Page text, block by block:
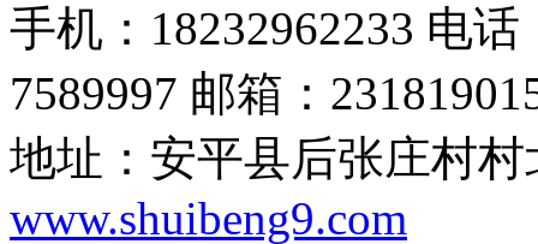
手机：18232962233 电
7589997 邮箱：
地址：安平县后张庄村
www.shuibeng9.com